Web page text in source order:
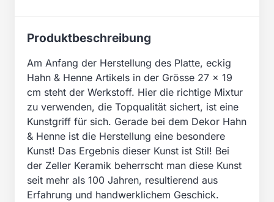
Produktbeschreibung
Am Anfang der Herstellung des Platte, eckig
Hahn & Henne Artikels in der Grösse 27 x 19
cm steht der Werkstoff. Hier die richtige Mixtur
zu verwenden, die Topqualität sichert, ist eine
Kunstgriff für sich. Gerade bei dem Dekor Hahn
& Henne ist die Herstellung eine besondere
Kunst! Das Ergebnis dieser Kunst ist Stil! Bei
der Zeller Keramik beherrscht man diese Kunst
seit mehr als 100 Jahren, resultierend aus
Erfahrung und handwerklichem Geschick.